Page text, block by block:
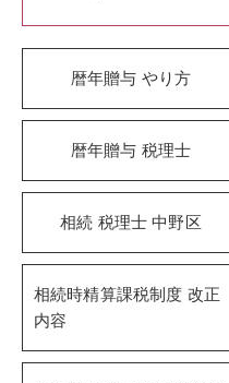
暦年贈与 やり方
暦年贈与 税理士
相続 税理士 中野区
相続時精算課税制度 改正
内容